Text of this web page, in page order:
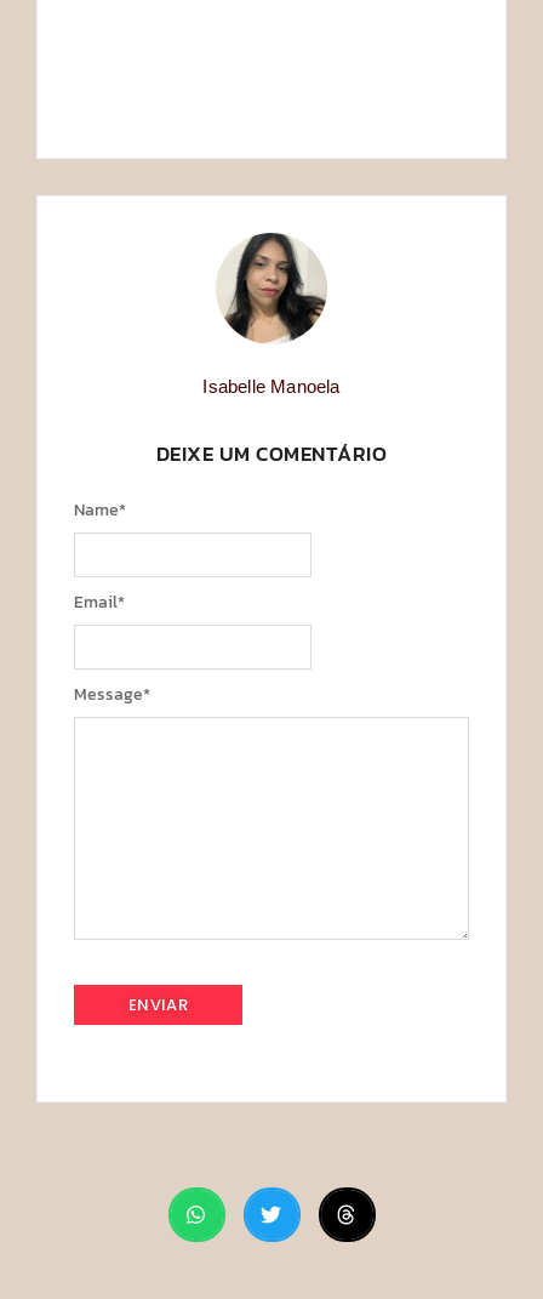
Isabelle Manoela
DEIXE UM COMENTÁRIO
Message*
Name*
Email*